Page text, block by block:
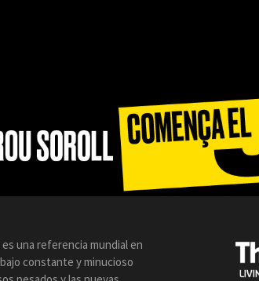
una referencia mundial en
constante y minucioso